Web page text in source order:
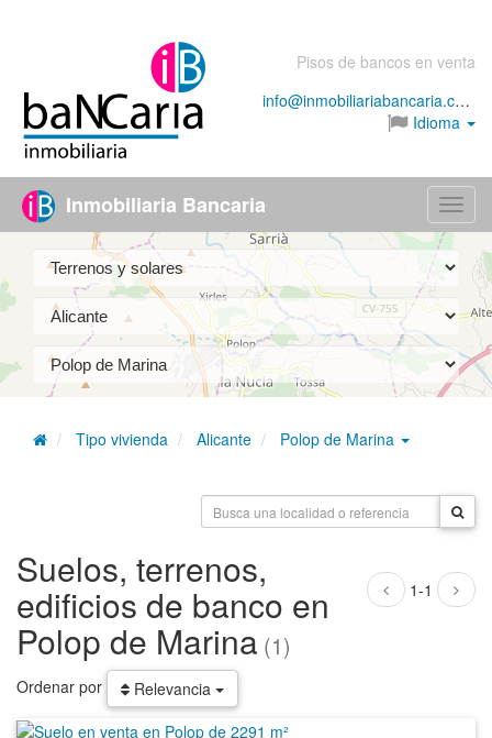
Pisos de bancos en venta
info@inmobiliariabancaria.com
Idioma
Menú
Inmobiliaria Bancaria
Tipo vivienda Alicante Polop de Marina
1-1
Suelos, terrenos,
edificios de banco en
Polop de Marina (1)
Ordenar por Relevancia